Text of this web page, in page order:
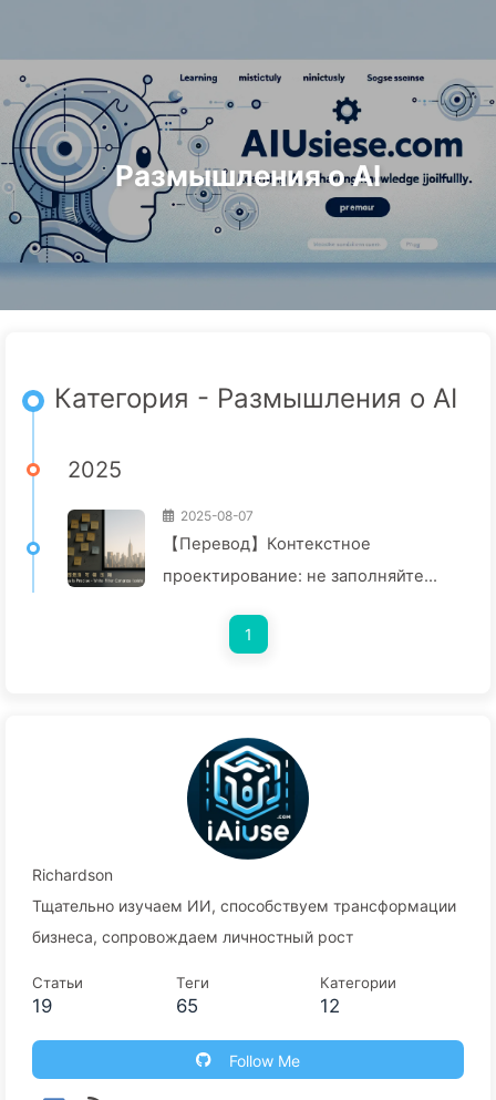
Размышления о AI
Категория - Размышления о AI
2025
2025-08-07
【Перевод】Контекстное
проектирование: не заполняйте
методы записи, фильтрации, сжатия
1
Richardson
Тщательно изучаем ИИ, способствуем трансформации
бизнеса, сопровождаем личностный рост
Статьи
19
Теги
65
Категории
12
Follow Me